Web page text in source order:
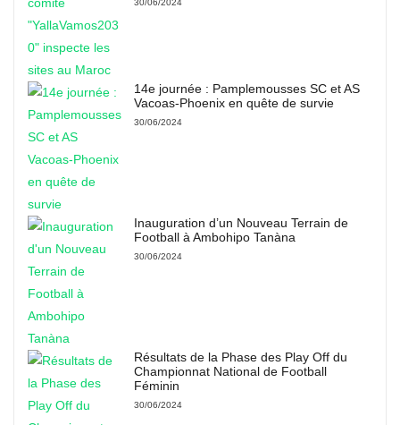
30/06/2024
14e journée : Pamplemousses SC et AS
Vacoas-Phoenix en quête de survie
30/06/2024
Inauguration d’un Nouveau Terrain de
Football à Ambohipo Tanàna
30/06/2024
Résultats de la Phase des Play Off du
Championnat National de Football
Féminin
30/06/2024